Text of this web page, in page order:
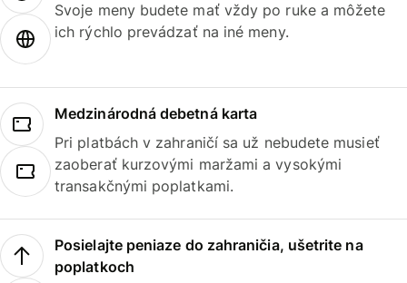
Svoje meny budete mať vždy po ruke a môžete
ich rýchlo prevádzať na iné meny.
Medzinárodná debetná karta
Pri platbách v zahraničí sa už nebudete musieť
zaoberať kurzovými maržami a vysokými
transakčnými poplatkami.
Posielajte peniaze do zahraničia, ušetrite na
poplatkoch